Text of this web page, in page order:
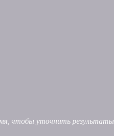
чтобы уточнить результаты